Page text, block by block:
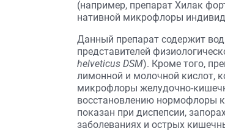
(например, препарат Хилак
нативной микрофлоры
Данный препарат содержит
представителей
helveticus DSM). Кроме того,
лимонной и молочной кислот,
микрофлоры желудочно-
восстановлению нормофлоры
показан при диспепсии,
заболеваниях и острых